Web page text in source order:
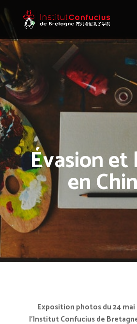
Évasion et
en
Exposition photos du 24 mai
l’Institut Confucius de